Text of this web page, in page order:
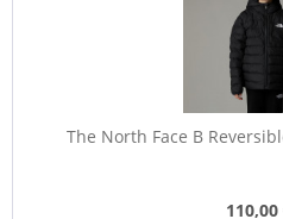
The North Face B